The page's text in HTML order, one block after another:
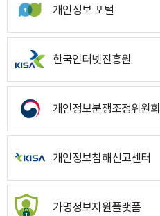
개인정보 포털
한국인터넷진흥원
개인정보분쟁조정위원회
개인정보침해신고센터
가명정보지원플랫폼